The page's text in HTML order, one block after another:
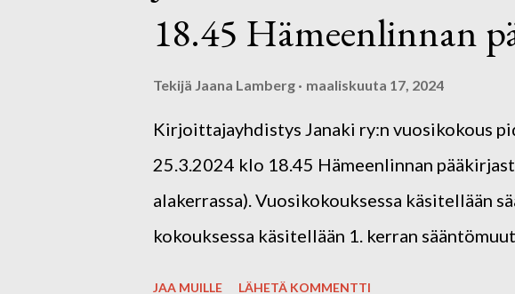
omakustanteisesti. Ota mukaan omat
18.45 Hämeenlinnan
Tekijä Jaana Lamberg maaliskuuta 17, 2024
Kirjoittajayhdistys Janaki ry:n vuosikokous
25.3.2024 klo 18.45 Hämeenlinnan
alakerrassa). Vuosikokouksessa käsitellään
kokouksessa käsitellään 1. kerran
JAA MUILLE LÄHETÄ KOMMENTTI